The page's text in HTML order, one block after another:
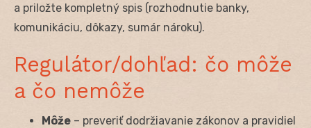
a priložte kompletný spis (rozhodnutie banky,
komunikáciu, dôkazy, sumár nároku).
Regulátor/dohľad: čo môže
a čo nemôže
Môže – preveriť dodržiavanie zákonov a pravidiel